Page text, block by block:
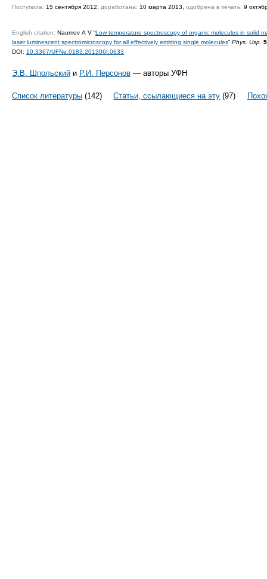
Поступила: 15 сентября 2012, доработана: 10 марта 2013, одобрена в печать: 9
English citation: Naumov A V “Low temperature spectroscopy of organic molecules in solid
laser luminescent spectromicroscopy for all effectively emitting single molecules” Phys. Usp.
DOI: 10.3367/UFNe.0183.201306f.0633
Э.В. Шпольский и Р.И. Персонов — авторы УФН
Список литературы (142) Статьи, ссылающиеся на эту (97)